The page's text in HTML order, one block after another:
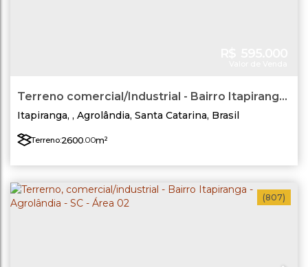
Terreno comercial/Industrial - Bairro Itapiranga
- Agrolândia/SC Área 03
Itapiranga , Agrolândia, Santa Catarina, Brasil
Terreno:2600.00m²
(807)